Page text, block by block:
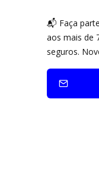
📬 Faça
aos mais de
seguros.